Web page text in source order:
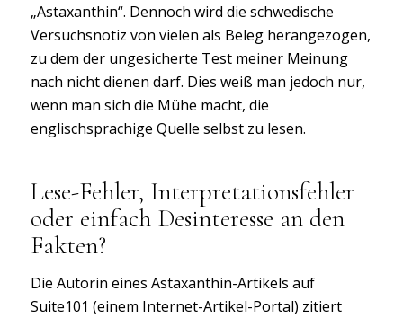
„Astaxanthin“. Dennoch wird die schwedische
Versuchsnotiz von vielen als Beleg herangezogen,
zu dem der ungesicherte Test meiner Meinung
nach nicht dienen darf. Dies weiß man jedoch nur,
wenn man sich die Mühe macht, die
englischsprachige Quelle selbst zu lesen.
Lese-Fehler, Interpretationsfehler
oder einfach Desinteresse an den
Fakten?
Die Autorin eines Astaxanthin-Artikels auf
Suite101 (einem Internet-Artikel-Portal) zitiert